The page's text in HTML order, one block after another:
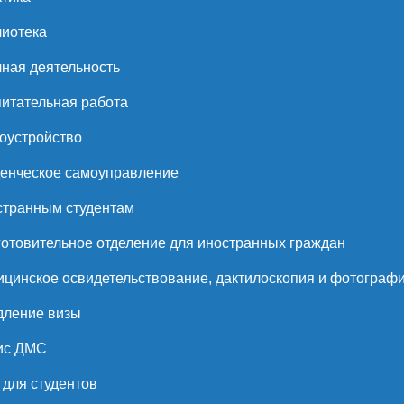
деятельность
работа
самоуправление
студентам
отделение для иностранных граждан
освидетельствование, дактилоскопия и
визы
ДМС
студентов